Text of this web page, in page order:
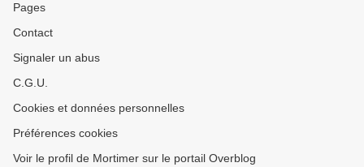
Pages
Contact
Signaler un abus
C.G.U.
Cookies et données personnelles
Préférences cookies
Voir le profil de Mortimer sur le portail Overblog